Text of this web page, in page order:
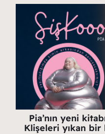
Pia’nın yeni
Klişeleri yıkan bir